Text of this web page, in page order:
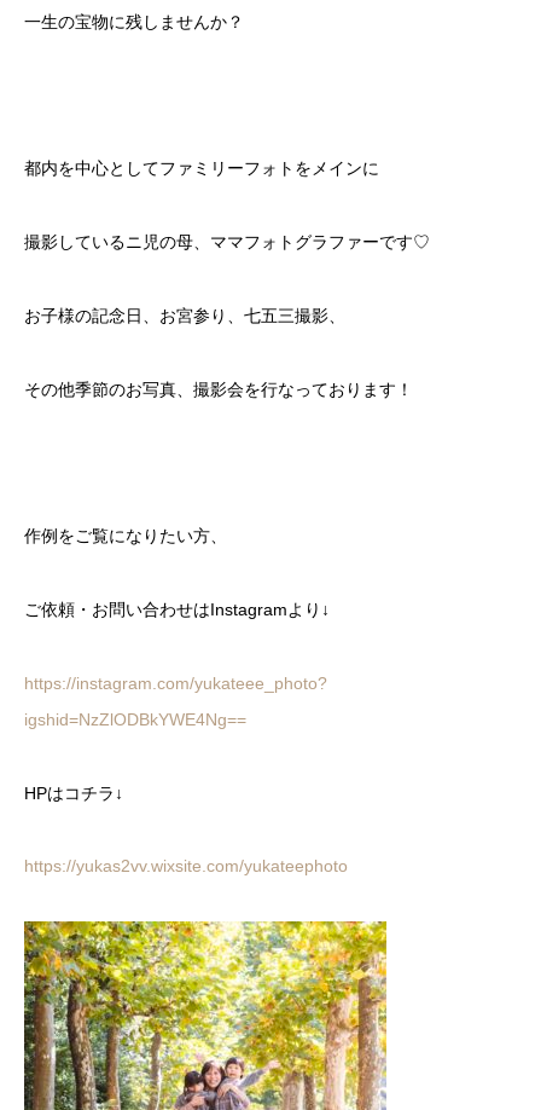
一生の宝物に残しませんか？
都内を中心としてファミリーフォトをメインに
撮影しているニ児の母、ママフォトグラファーです♡
お子様の記念日、お宮参り、七五三撮影、
その他季節のお写真、撮影会を行なっております！
作例をご覧になりたい方、
ご依頼・お問い合わせはInstagramより↓
https://instagram.com/yukateee_photo?
igshid=NzZlODBkYWE4Ng==
HPはコチラ↓
https://yukas2vv.wixsite.com/yukateephoto